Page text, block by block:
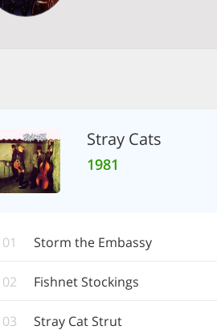
Stray Cats
1981
01 Storm the Embassy
02 Fishnet Stockings
03 Stray Cat Strut